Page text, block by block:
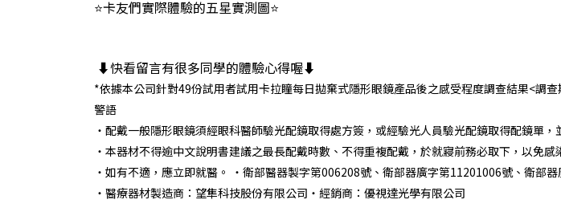
⭐卡友們實際體驗的五星實測圖⭐
⬇️快看留言有很多同學的體驗心得喔⬇️
*依據本公司針對49份試用者試用卡拉瞳每日拋棄式隱形眼鏡產品後之感受程度調查結果<調
警語
・配戴一般隱形眼鏡須經眼科醫師驗光配鏡取得處方簽，或經驗光人員驗光配鏡取得配鏡單，
・本器材不得逾中文說明書建議之最長配戴時數、不得重複配戴，於就寢前務必取下，以免感
・如有不適，應立即就醫。 ・衛部醫器製字第006208號、衛部器廣字第11201006號、衛部
・醫療器材製造商：望隼科技股份有限公司・經銷商：優視達光學有限公司